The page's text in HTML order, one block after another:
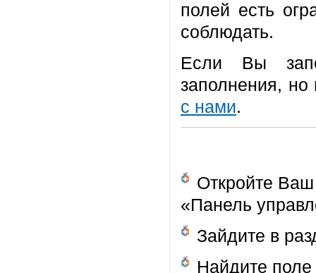
полей есть
соблюдать.
Если Вы
заполнения, но
с нами.
Откройте
«Панель
Зайдите в
Найдите